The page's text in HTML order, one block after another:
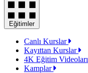
Eğitimler
Canlı Kurslar
Kayıttan Kurslar
4K Eğitim Videoları
Kamplar